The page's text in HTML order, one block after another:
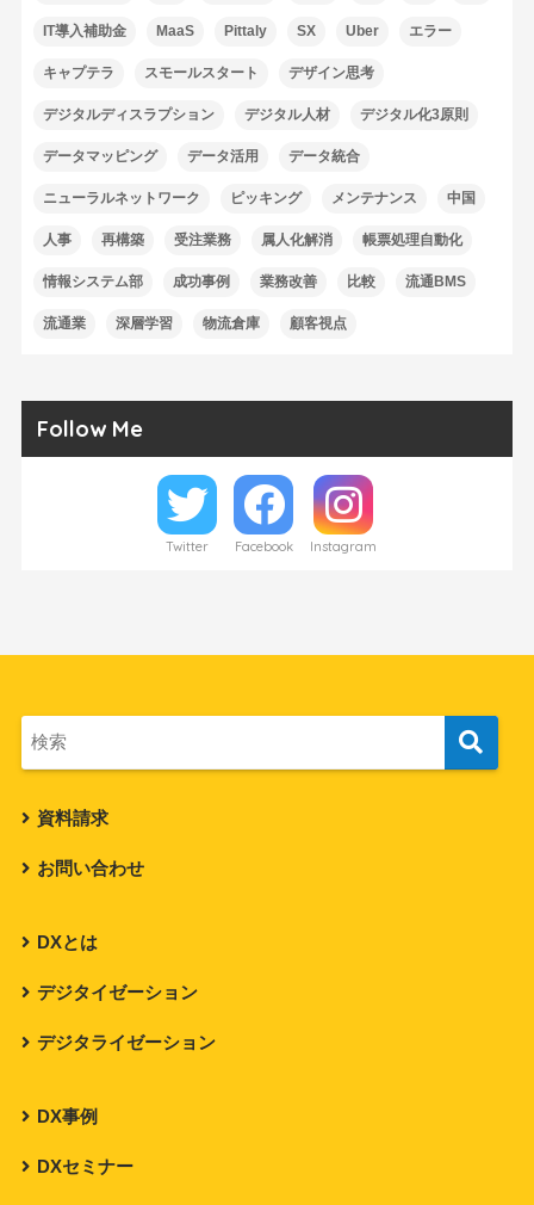
IT導入補助金 MaaS Pittaly SX Uber エラー
キャプテラ スモールスタート デザイン思考
デジタルディスラプション デジタル人材 デジタル化3原則
データマッピング データ活用 データ統合
ニューラルネットワーク ピッキング メンテナンス 中国
人事 再構築 受注業務 属人化解消 帳票処理自動化
情報システム部 成功事例 業務改善 比較 流通BMS
流通業 深層学習 物流倉庫 顧客視点
Follow Me
Twitter Facebook Instagram
資料請求
お問い合わせ
DXとは
デジタイゼーション
デジタライゼーション
DX事例
DXセミナー